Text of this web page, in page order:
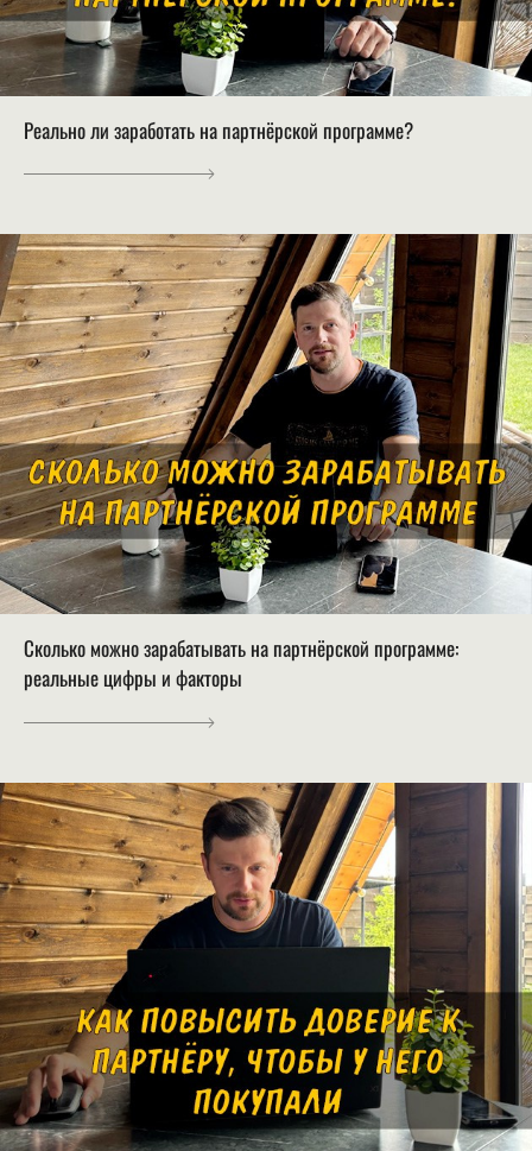
Реально ли заработать на партнёрской программе?
Сколько можно зарабатывать на партнёрской программе:
реальные цифры и факторы